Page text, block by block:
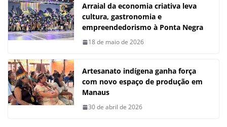
Arraial da economia criativa leva
cultura, gastronomia e
empreendedorismo à Ponta Negra
18 de maio de 2026
Artesanato indígena ganha força
com novo espaço de produção em
Manaus
30 de abril de 2026